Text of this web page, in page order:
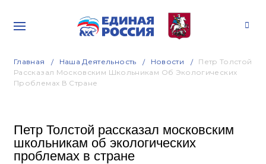
Главная Наша Деятельность Новости
Петр Толстой
Рассказал Московским Школьникам Об Экологических
Проблемах В Стране
Петр Толстой рассказал московским
школьникам об экологических
проблемах в стране